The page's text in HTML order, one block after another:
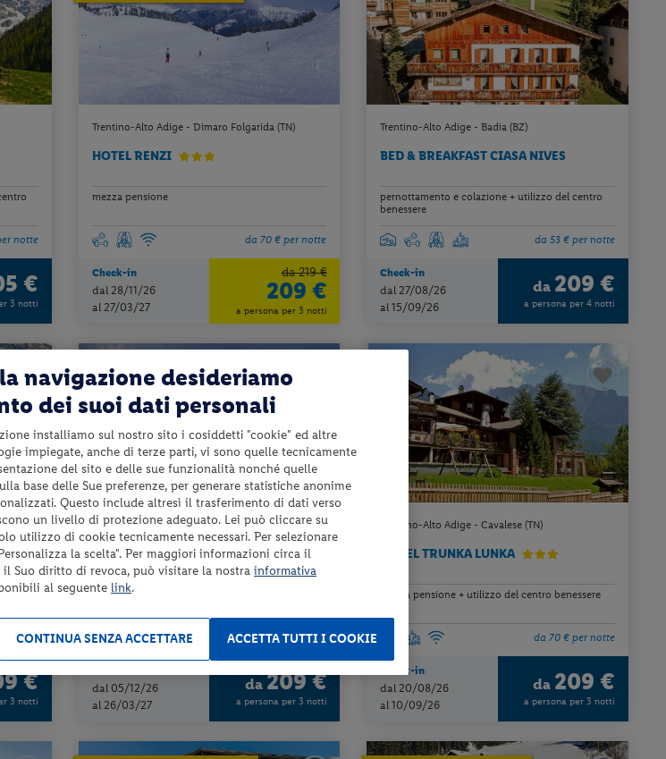
notte
€
3 notti
Trentino-Alto Adige - Dimaro Folgarida (TN)
HOTEL RENZI
mezza pensione
da 70 € per notte
Check-in
dal 28/11/26
al 27/03/27
da 219 €
209 €
a persona per 3 notti
Trentino-Alto Adige - Badia (BZ)
BED & BREAKFAST CIASA NIVES
pernottamento e colazione + utilizzo del centro
benessere
da 53 € per notte
Check-in
dal 27/08/26
al 15/09/26
da 209 €
a persona per 4 notti
notte
€
3 notti
Trentino-Alto Adige - Vermiglio (TN)
HOTEL MILANO
mezza pensione + 2 ingressi al centro benessere
da 70 € per notte
dal 05/12/26
al 26/03/27
da209 €
a persona per 3 notti
Trentino-Alto Adige - Cavalese (TN)
HOTEL TRUNKA LUNKA
mezza pensione + utilizzo del centro benessere
da 70 € per notte
Check-in
dal 20/08/26
al 10/09/26
da 209 €
a persona per 3 notti
navigazione desideriamo
dei suoi dati personali
installiamo sul nostro sito i cosiddetti "cookie" ed altre
impiegate, anche di terze parti, vi sono quelle tecnicamente
del sito e delle sue funzionalità nonché quelle
base delle Sue preferenze, per generare statistiche anonime
Questo include altresì il trasferimento di dati verso
un livello di protezione adeguato. Lei può cliccare su
utilizzo di cookie tecnicamente necessari. Per selezionare
la scelta". Per maggiori informazioni circa il
Suo diritto di revoca, può visitare la nostra informativa
al seguente link.
ACCETTA TUTTI I COOKIE
CONTINUA SENZA ACCETTARE